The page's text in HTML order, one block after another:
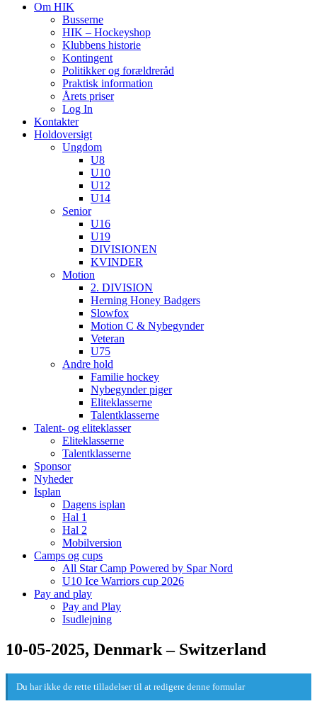
Om HIK
Busserne
HIK – Hockeyshop
Klubbens historie
Kontingent
Politikker og forældreråd
Praktisk information
Årets priser
Log In
Kontakter
Holdoversigt
Ungdom
U8
U10
U12
U14
Senior
U16
U19
DIVISIONEN
KVINDER
Motion
2. DIVISION
Herning Honey Badgers
Slowfox
Motion C & Nybegynder
Veteran
U75
Andre hold
Familie hockey
Nybegynder piger
Eliteklasserne
Talentklasserne
Talent- og eliteklasser
Eliteklasserne
Talentklasserne
Sponsor
Nyheder
Isplan
Dagens isplan
Hal 1
Hal 2
Mobilversion
Camps og cups
All Star Camp Powered by Spar Nord
U10 Ice Warriors cup 2026
Pay and play
Pay and Play
Isudlejning
10-05-2025, Denmark – Switzerland
Du har ikke de rette tilladelser til at redigere denne formular